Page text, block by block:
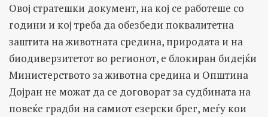
Овој стратешки документ, на кој се работеше со
години и кој треба да обезбеди поквалитетна
заштита на животната средина, природата и на
биодиверзитетот во регионот, е блокиран бидејќи
Министерството за животна средина и Општина
Дојран не можат да се договорат за судбината на
повеќе градби на самиот езерски брег, меѓу кои